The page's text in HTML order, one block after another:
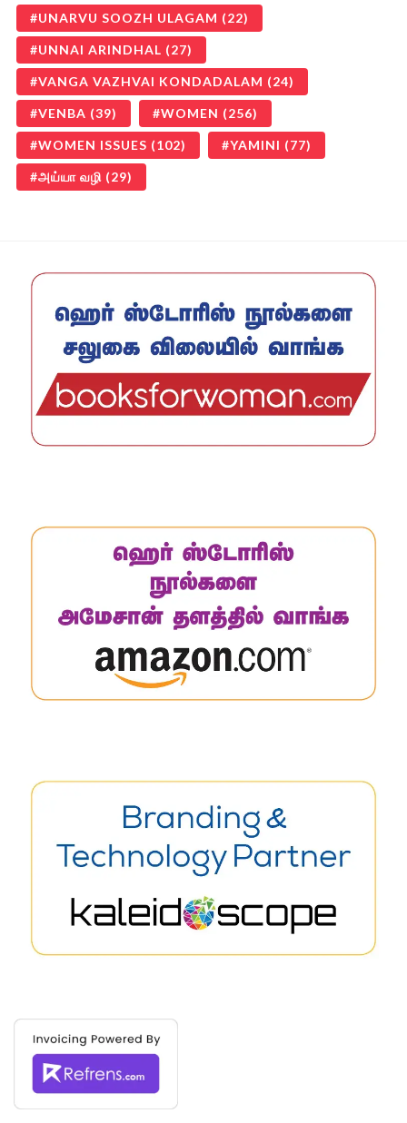
UNARVU SOOZH ULAGAM (22)
UNNAI ARINDHAL (27)
VANGA VAZHVAI KONDADALAM (24)
VENBA (39) WOMEN (256)
WOMEN ISSUES (102) YAMINI (77)
அய்யா வழி (29)